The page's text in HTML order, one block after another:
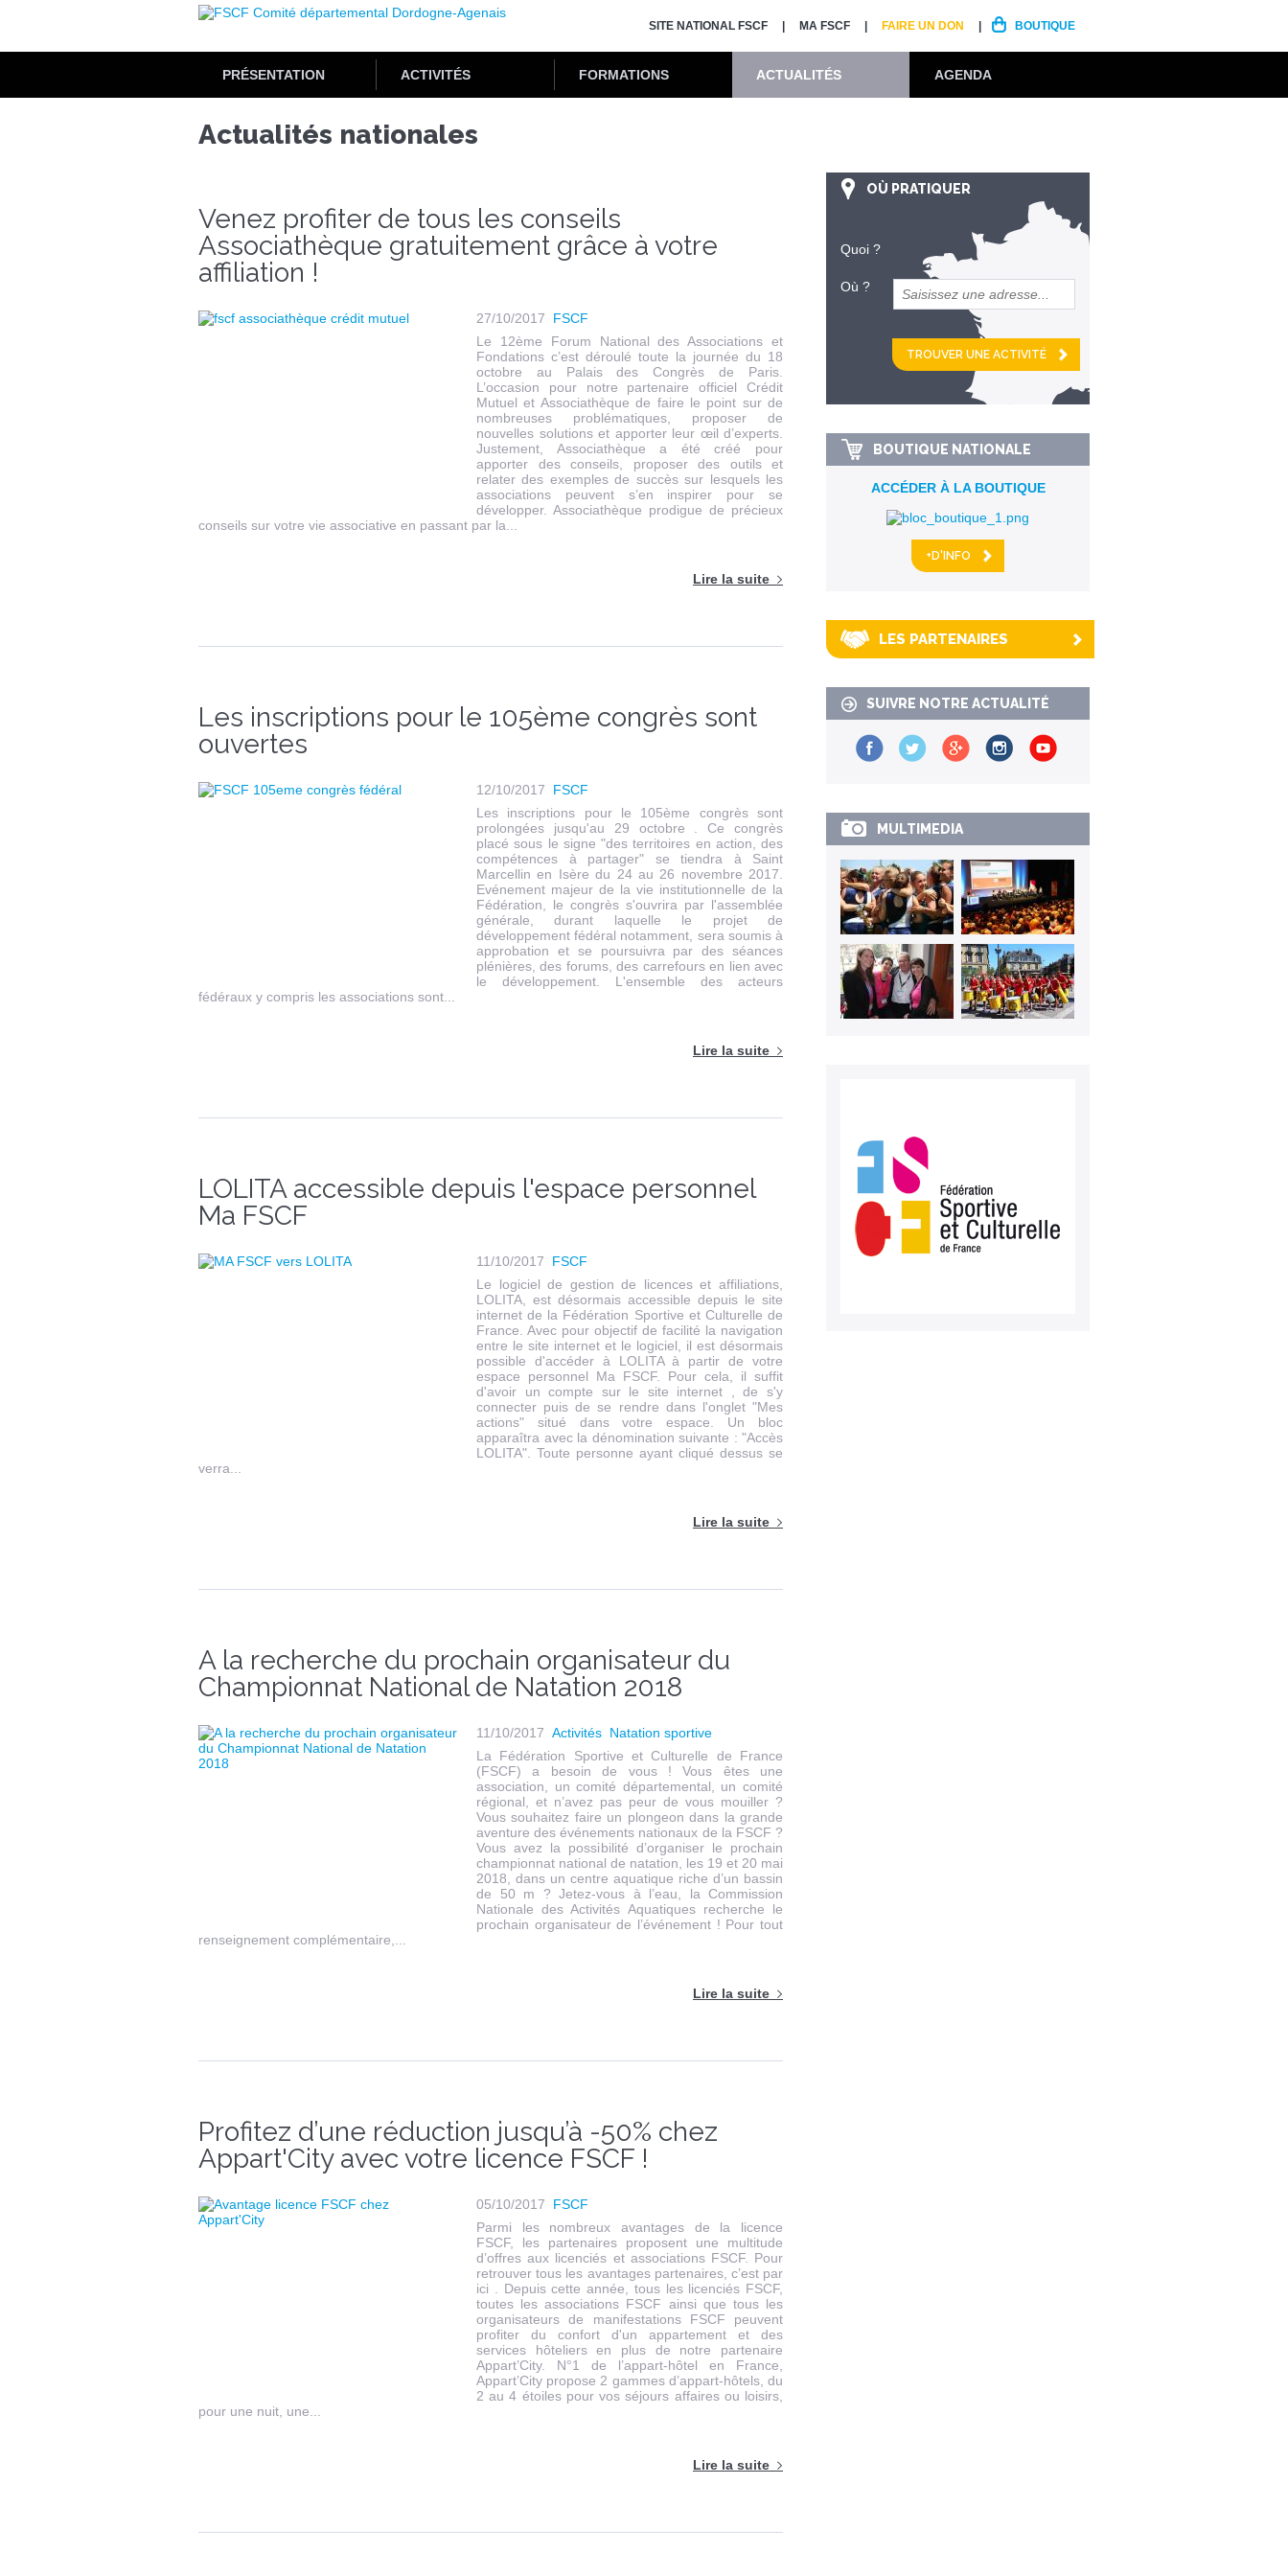
principal
SITE NATIONAL FSCF MA FSCF FAIRE UN DON BOUTIQUE
PRÉSENTATION ACTIVITÉS FORMATIONS ACTUALITÉS AGENDA
Actualités nationales
Venez profiter de tous les conseils
Associathèque gratuitement grâce à votre
affiliation !
27/10/2017
FSCF
Le 12ème Forum National des Associations et
Fondations c’est déroulé toute la journée du 18
octobre au Palais des Congrès de Paris.
L’occasion pour notre partenaire officiel Crédit
Mutuel et Associathèque de faire le point sur de
nombreuses problématiques, proposer de
nouvelles solutions et apporter leur œil d’experts.
Justement, Associathèque a été créé pour
apporter des conseils, proposer des outils et
relater des exemples de succès sur lesquels les
associations peuvent s’en inspirer pour se
développer. Associathèque prodigue de précieux
conseils sur votre vie associative en passant par la...
Lire la suite
Les inscriptions pour le 105ème congrès sont
ouvertes
12/10/2017
FSCF
Les inscriptions pour le 105ème congrès sont
prolongées jusqu'au 29 octobre . Ce congrès
placé sous le signe "des territoires en action, des
compétences à partager" se tiendra à Saint
Marcellin en Isère du 24 au 26 novembre 2017.
Evénement majeur de la vie institutionnelle de la
Fédération, le congrès s'ouvrira par l'assemblée
générale, durant laquelle le projet de
développement fédéral notamment, sera soumis à
approbation et se poursuivra par des séances
plénières, des forums, des carrefours en lien avec
le développement. L'ensemble des acteurs
fédéraux y compris les associations sont...
Lire la suite
LOLITA accessible depuis l'espace personnel
Ma FSCF
11/10/2017
FSCF
Le logiciel de gestion de licences et affiliations,
LOLITA, est désormais accessible depuis le site
internet de la Fédération Sportive et Culturelle de
France. Avec pour objectif de facilité la navigation
entre le site internet et le logiciel, il est désormais
possible d'accéder à LOLITA à partir de votre
espace personnel Ma FSCF. Pour cela, il suffit
d'avoir un compte sur le site internet , de s'y
connecter puis de se rendre dans l'onglet "Mes
actions" situé dans votre espace. Un bloc
apparaîtra avec la dénomination suivante : "Accès
LOLITA". Toute personne ayant cliqué dessus se
verra...
Lire la suite
A la recherche du prochain organisateur du
Championnat National de Natation 2018
11/10/2017 Activités Natation sportive
La Fédération Sportive et Culturelle de France
(FSCF) a besoin de vous ! Vous êtes une
association, un comité départemental, un comité
régional, et n’avez pas peur de vous mouiller ?
Vous souhaitez faire un plongeon dans la grande
aventure des événements nationaux de la FSCF ?
Vous avez la possibilité d’organiser le prochain
championnat national de natation, les 19 et 20 mai
2018, dans un centre aquatique riche d’un bassin
de 50 m ? Jetez-vous à l’eau, la Commission
Nationale des Activités Aquatiques recherche le
prochain organisateur de l’événement ! Pour tout
renseignement complémentaire,...
Lire la suite
Profitez d’une réduction jusqu’à -50% chez
Appart'City avec votre licence FSCF !
05/10/2017
FSCF
Parmi les nombreux avantages de la licence
FSCF, les partenaires proposent une multitude
d’offres aux licenciés et associations FSCF. Pour
retrouver tous les avantages partenaires, c’est par
ici . Depuis cette année, tous les licenciés FSCF,
toutes les associations FSCF ainsi que tous les
organisateurs de manifestations FSCF peuvent
profiter du confort d'un appartement et des
services hôteliers en plus de notre partenaire
Appart’City. N°1 de l’appart-hôtel en France,
Appart’City propose 2 gammes d’appart-hôtels, du
2 au 4 étoiles pour vos séjours affaires ou loisirs,
pour une nuit, une...
Lire la suite
OÙ PRATIQUER
Quoi ?
Où ?
et
km alentour
BOUTIQUE NATIONALE
ACCÉDER À LA BOUTIQUE
+D'INFO
LES PARTENAIRES
SUIVRE NOTRE ACTUALITÉ
MULTIMEDIA